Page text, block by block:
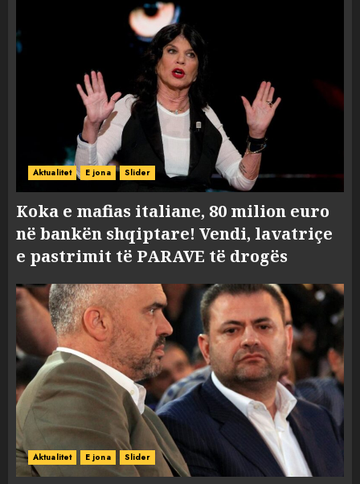
Aktualitet E jona Slider
Koka e mafias italiane, 80 milion euro
në bankën shqiptare! Vendi, lavatriçe
e pastrimit të PARAVE të drogës
Aktualitet E jona Slider